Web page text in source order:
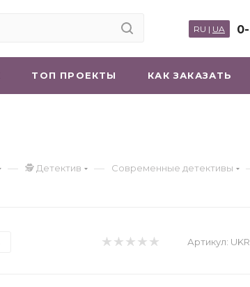
RU | UA
ТОП ПРОЕКТЫ КАК ЗАКАЗАТЬ
— 🕵 Детектив — Современные детективы
Артикул: